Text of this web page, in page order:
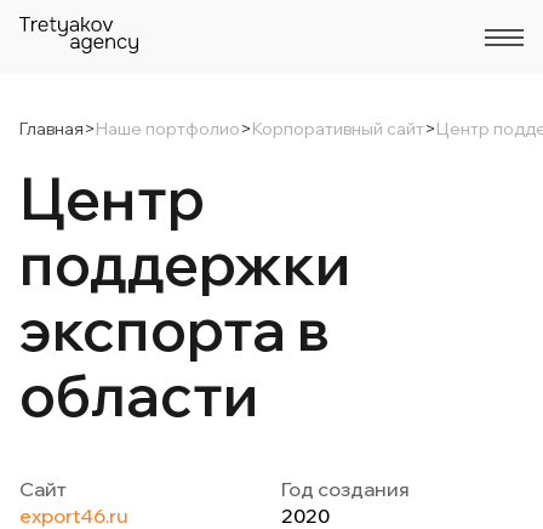
Главная>Наше портфолио>Корпоративный сайт>Центр
Центр
поддержки
экспорта в
области
Сайт
export46.ru
Год создания
2020